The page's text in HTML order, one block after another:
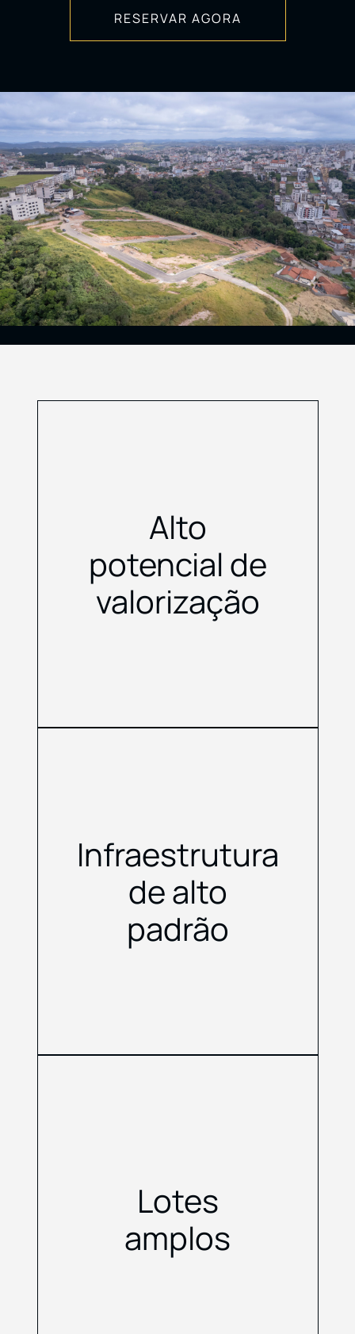
RESERVAR AGORA
Alto
potencial de
valorização
Infraestrutura
de alto
padrão
Lotes
amplos